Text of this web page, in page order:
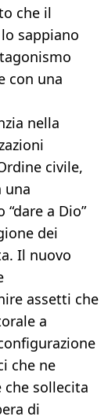
che il
sappiano
con una
nella
civile,
una
a Dio”
dei
Il nuovo
assetti che
a
che ne
che sollecita
di